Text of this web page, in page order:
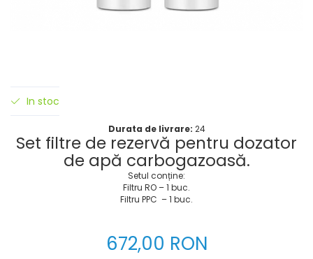
In stoc
Durata de livrare: 24
Set filtre de rezervă pentru dozator
de apă carbogazoasă.
Setul conține:
Filtru RO – 1 buc.
Filtru PPC – 1 buc.
672,00 RON